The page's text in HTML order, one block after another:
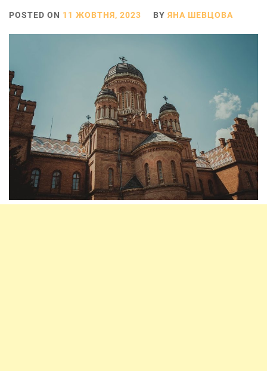
POSTED ON 11 ЖОВТНЯ, 2023 BY ЯНА ШЕВЦОВА